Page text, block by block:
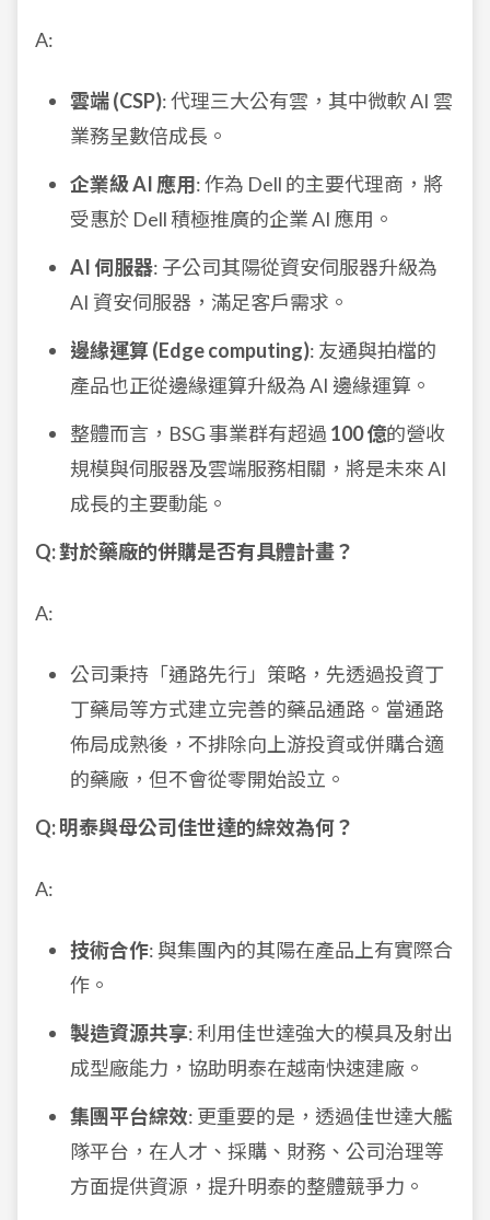
A:
雲端 (CSP): 代理三大公有雲，其中微軟 AI 雲
業務呈數倍成長。
企業級 AI 應用: 作為 Dell 的主要代理商，將
受惠於 Dell 積極推廣的企業 AI 應用。
AI 伺服器: 子公司其陽從資安伺服器升級為
AI 資安伺服器，滿足客戶需求。
邊緣運算 (Edge computing): 友通與拍檔的
產品也正從邊緣運算升級為 AI 邊緣運算。
整體而言，BSG 事業群有超過 100 億的營收
規模與伺服器及雲端服務相關，將是未來 AI
成長的主要動能。
Q: 對於藥廠的併購是否有具體計畫？
A:
公司秉持「通路先行」策略，先透過投資丁
丁藥局等方式建立完善的藥品通路。當通路
佈局成熟後，不排除向上游投資或併購合適
的藥廠，但不會從零開始設立。
Q: 明泰與母公司佳世達的綜效為何？
A:
技術合作: 與集團內的其陽在產品上有實際合
作。
製造資源共享: 利用佳世達強大的模具及射出
成型廠能力，協助明泰在越南快速建廠。
集團平台綜效: 更重要的是，透過佳世達大艦
隊平台，在人才、採購、財務、公司治理等
方面提供資源，提升明泰的整體競爭力。